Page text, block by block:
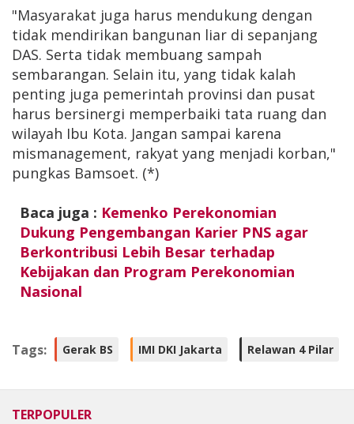
"Masyarakat juga harus mendukung dengan
tidak mendirikan bangunan liar di sepanjang
DAS. Serta tidak membuang sampah
sembarangan. Selain itu, yang tidak kalah
penting juga pemerintah provinsi dan pusat
harus bersinergi memperbaiki tata ruang dan
wilayah Ibu Kota. Jangan sampai karena
mismanagement, rakyat yang menjadi korban,"
pungkas Bamsoet. (*)
Baca juga : Kemenko Perekonomian
Dukung Pengembangan Karier PNS agar
Berkontribusi Lebih Besar terhadap
Kebijakan dan Program Perekonomian
Nasional
Tags: Gerak BS IMI DKI Jakarta Relawan 4 Pilar
TERPOPULER